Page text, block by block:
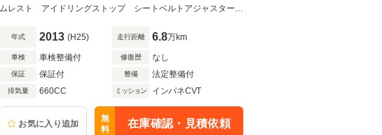
年式 2013 (H25) 走行距離 6.8万km
車検 車検整備付 修復歴 なし
保証 保証付 整備 法定整備付
排気量 660CC ミッション インパネCVT
お気に入り追加
無
料
在庫確認・見積依頼